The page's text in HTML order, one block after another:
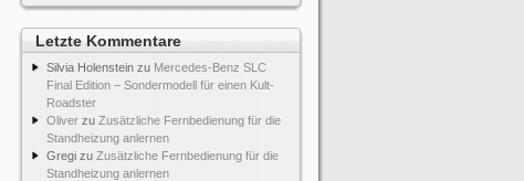
Letzte Kommentare
Silvia Holenstein zu Mercedes-Benz SLC
Final Edition – Sondermodell für einen Kult-
Roadster
Oliver zu Zusätzliche Fernbedienung für die
Standheizung anlernen
Gregi zu Zusätzliche Fernbedienung für die
Standheizung anlernen